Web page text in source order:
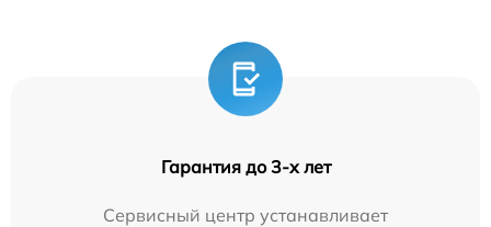
Гарантия до 3-х лет
Сервисный центр устанавливает